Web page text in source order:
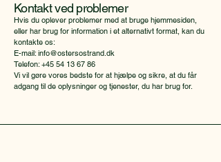
Kontakt ved problemer
Hvis du oplever problemer med at bruge hjemmesiden,
eller har brug for information i et alternativt format, kan du
kontakte os:
E-mail:info@ostersostrand.dk
Telefon: +45 54 13 67 86
Vi vil gøre vores bedste for at hjælpe og sikre, at du får
adgang til de oplysninger og tjenester, du har brug for.